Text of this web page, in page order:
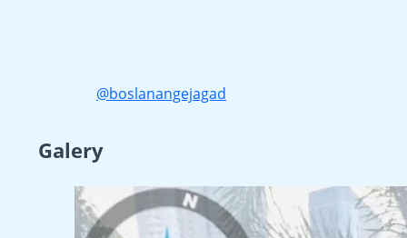
@boslanangejagad
Galery